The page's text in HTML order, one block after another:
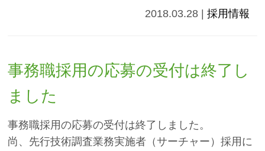
2018.03.28 |採用情報
事務職採用の応募の受付は終了し
ました
事務職採用の応募の受付は終了しました。
尚、先行技術調査業務実施者（サーチャー）採用に